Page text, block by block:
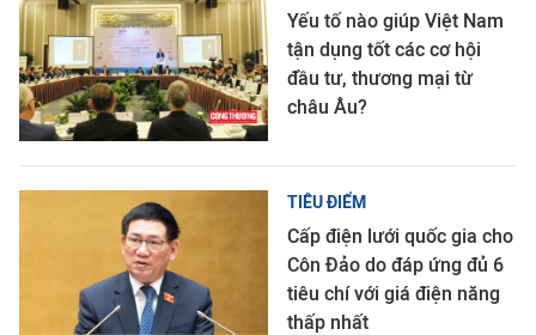
Yếu tố nào giúp Việt Nam
tận dụng tốt các cơ hội
đầu tư, thương mại từ
châu Âu?
TIÊU ĐIỂM
Cấp điện lưới quốc gia cho
Côn Đảo do đáp ứng đủ 6
tiêu chí với giá điện năng
thấp nhất